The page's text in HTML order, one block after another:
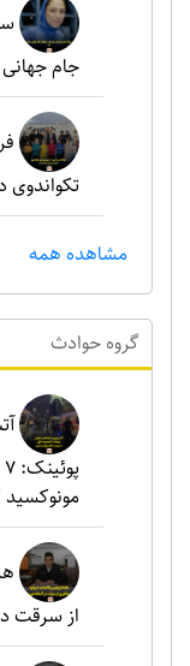
جام
تکواندوی
مشاهده همه
گروه حوادث
از سرقت